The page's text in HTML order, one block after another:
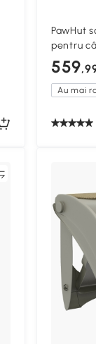
PawHut
pentru
lemn/Alb
559
Au mai